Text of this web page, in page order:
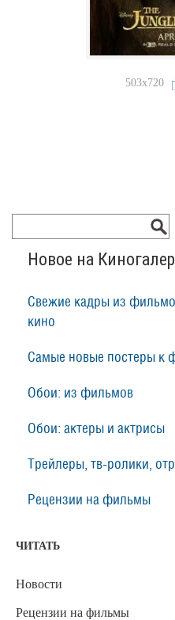
503x720
Новое на
Свежие кадры из
кино
Самые новые постеры к
Обои: из фильмов
Обои: актеры и актрисы
Трейлеры, тв-ролики,
Рецензии на фильмы
ЧИТАТЬ
Новости
Рецензии на фильмы